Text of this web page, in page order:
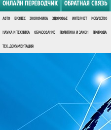
ОНЛАЙН ПЕРЕВОДЧИК ОБРАТНАЯ СВЯЗЬ
АВТО БИЗНЕС ЭКОНОМИКА ЗДОРОВЬЕ ИНТЕРНЕТ ИСКУССТВО
НАУКА И ТЕХНИКА ОБРАЗОВАНИЕ ПОЛИТИКА И ЗАКОН ПРИРОДА
ТЕХ. ДОКУМЕНТАЦИЯ